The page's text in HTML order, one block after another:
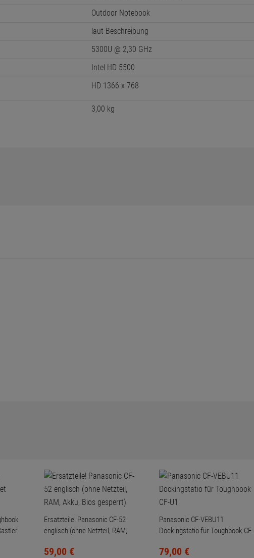
Outdoor Notebook
laut Beschreibung
5300U @ 2,30 GHz
Intel HD 5500
HD 1366 x 768
3,00 kg
Ersatzteile! Panasonic CF-52
englisch (ohne Netzteil, RAM,
59,00 €
Panasonic CF-VEBU11
Dockingstatio für Toughbook CF-
79,00 €